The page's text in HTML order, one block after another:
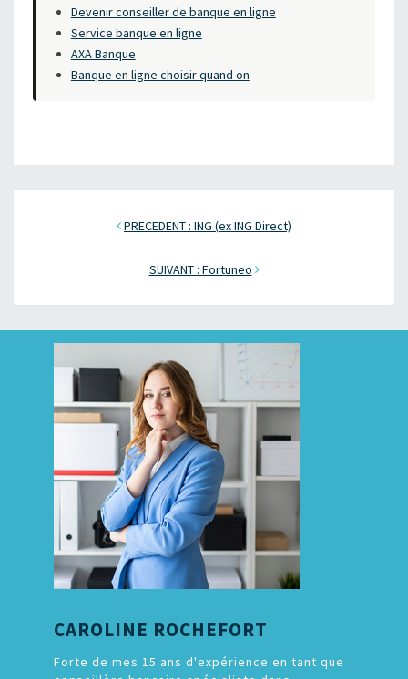
Devenir conseiller de banque en ligne
Service banque en ligne
AXA Banque
Banque en ligne choisir quand on
PRECEDENT : ING (ex ING Direct)
SUIVANT : Fortuneo
CAROLINE ROCHEFORT
Forte de mes 15 ans d'expérience en tant que